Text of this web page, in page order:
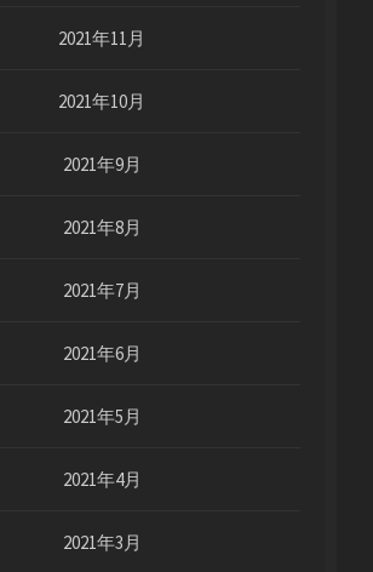
2021年11月
2021年10月
2021年9月
2021年8月
2021年7月
2021年6月
2021年5月
2021年4月
2021年3月